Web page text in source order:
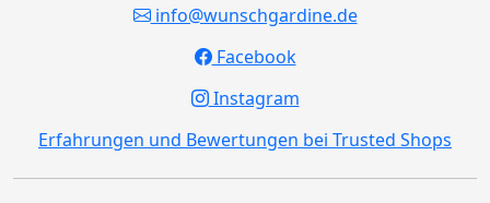
info@wunschgardine.de
Facebook
Instagram
Erfahrungen und Bewertungen bei Trusted Shops